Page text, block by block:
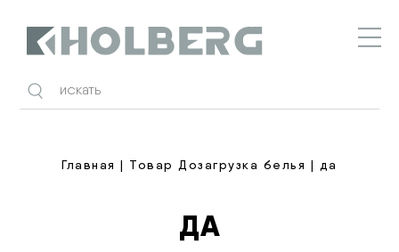
Главная | Товар Дозагрузка белья | да
ДА